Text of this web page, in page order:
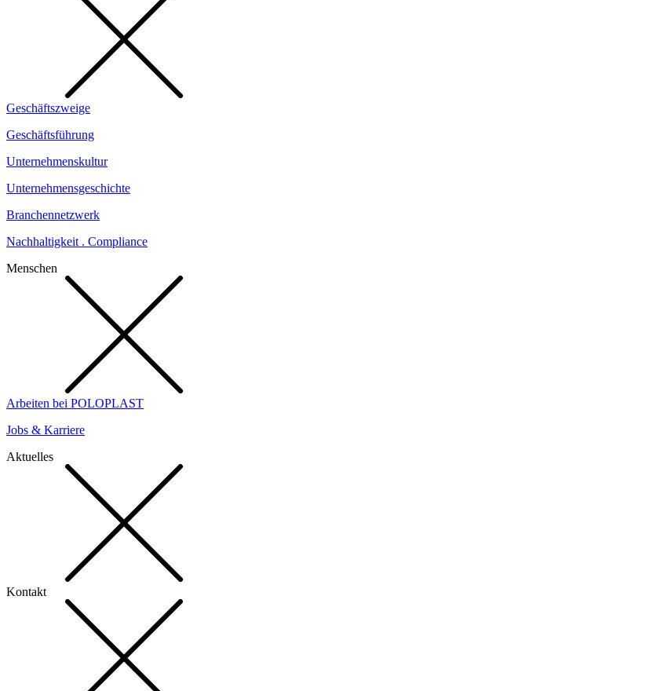
Geschäftszweige
Geschäftsführung
Unternehmenskultur
Unternehmensgeschichte
Branchennetzwerk
Nachhaltigkeit . Compliance
Menschen
Arbeiten bei POLOPLAST
Jobs & Karriere
Aktuelles
Kontakt